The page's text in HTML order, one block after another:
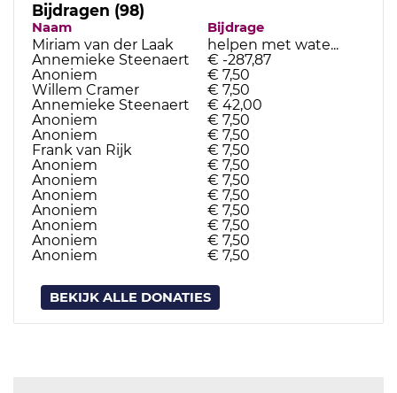
Bijdragen (98)
Naam Bijdrage
Miriam van der Laak helpen met wate...
Annemieke Steenaert
€ -287,87
Anoniem
€ 7,50
Willem Cramer
€ 7,50
Annemieke Steenaert
€ 42,00
Anoniem
€ 7,50
Anoniem
€ 7,50
Frank van Rijk
€ 7,50
Anoniem
€ 7,50
Anoniem
€ 7,50
Anoniem
€ 7,50
Anoniem
€ 7,50
Anoniem
€ 7,50
Anoniem
€ 7,50
Anoniem
€ 7,50
BEKIJK ALLE DONATIES